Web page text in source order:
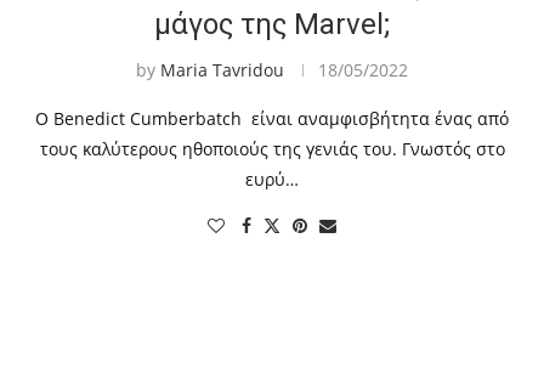
μάγος της Marvel;
by Maria Tavridou 18/05/2022
Ο Benedict Cumberbatch είναι αναμφισβήτητα ένας από
τους καλύτερους ηθοποιούς της γενιάς του. Γνωστός στο
ευρύ…